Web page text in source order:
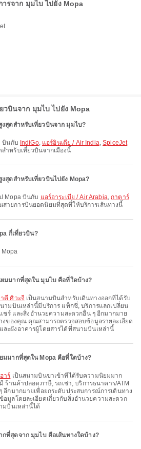
รจาก มุมไบ ไปยัง Mopa
วบินจาก มุมไบ ไปยัง Mopa
สุดสำหรับเที่ยวบินจาก มุมไบ?
บินกับ IndiGo, แอร์อินเดีย / Air India,SpiceJet
ำหรับเที่ยวบินจากเมืองนี้
สุดสำหรับเที่ยวบินไปยัง Mopa?
Mopa บินกับ แอร์อาระเบีย / Air Arabia, กาตาร์
สายการบินยอดนิยมที่สุดที่ให้บริการเส้นทางนี้
กี่เที่ยวบิน?
Mopa
มมากที่สุดใน มุมไบ คือที่ใดบ้าง?
ตี ศิวะจี เป็นสนามบินสำหรับเดินทางออกที่ได้รับ
มบินเหล่านี้มีบริการ แท็กซี่, บริการแลกเปลี่ยน
ชร์ และสิ่งอำนวยความสะดวกอื่น ๆ อีกมากมาย
งของคุณ คุณสามารถตรวจสอบข้อมูลรายละเอียด
ละผังอาคารผู้โดยสารได้ที่สนามบินเหล่านี้
มากที่สุดใน Mopa คือที่ใดบ้าง?
าร์ เป็นสนามบินขาเข้าที่ได้รับความนิยมมาก
านค้าปลอดภาษี, รถเช่า, บริการธนาคาร/ATM
อีกมากมายเพื่อยกระดับประสบการณ์การเดินทาง
มูลโดยละเอียดเกี่ยวกับสิ่งอำนวยความสะดวก
มบินเหล่านี้ได้
ที่สุดจาก มุมไบ คือเส้นทางใดบ้าง?